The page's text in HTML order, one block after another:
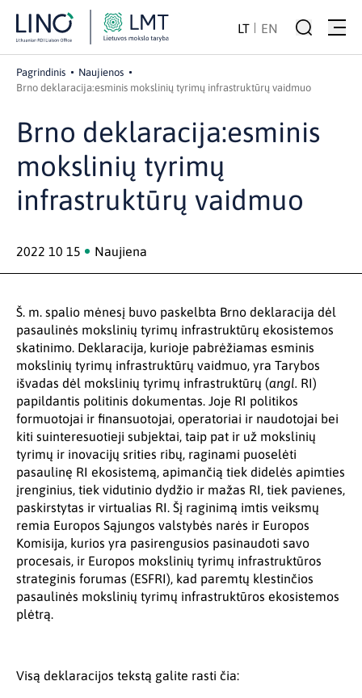
LT EN
Pagrindinis
Naujienos
Brno deklaracija:esminis mokslinių tyrimų infrastruktūrų vaidmuo
Brno deklaracija:esminis
mokslinių tyrimų
infrastruktūrų vaidmuo
2022 10 15 Naujiena
Š. m. spalio mėnesį buvo paskelbta Brno deklaracija dėl
pasaulinės mokslinių tyrimų infrastruktūrų ekosistemos
skatinimo. Deklaracija, kurioje pabrėžiamas esminis
mokslinių tyrimų infrastruktūrų vaidmuo, yra Tarybos
išvadas dėl mokslinių tyrimų infrastruktūrų (angl. RI)
papildantis politinis dokumentas. Joje RI politikos
formuotojai ir finansuotojai, operatoriai ir naudotojai bei
kiti suinteresuotieji subjektai, taip pat ir už mokslinių
tyrimų ir inovacijų srities ribų, raginami puoselėti
pasaulinę RI ekosistemą, apimančią tiek didelės apimties
įrenginius, tiek vidutinio dydžio ir mažas RI, tiek pavienes,
paskirstytas ir virtualias RI. Šį raginimą imtis veiksmų
remia Europos Sąjungos valstybės narės ir Europos
Komisija, kurios yra pasirengusios pasinaudoti savo
procesais, ir Europos mokslinių tyrimų infrastruktūros
strateginis forumas (ESFRI), kad paremtų klestinčios
pasaulinės mokslinių tyrimų infrastruktūros ekosistemos
plėtrą.
Visą deklaracijos tekstą galite rasti čia: